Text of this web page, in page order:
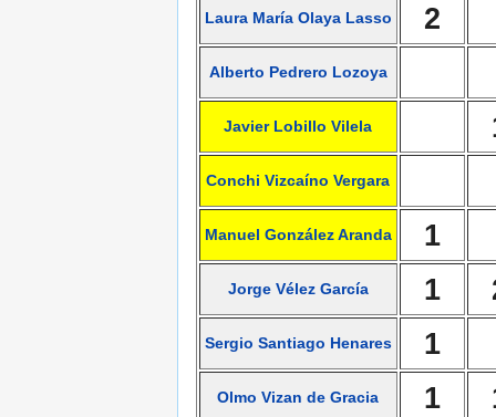
Laura María Olaya Lasso 2
Alberto Pedrero Lozoya
Javier Lobillo Vilela
Conchi Vizcaíno Vergara
Manuel González Aranda 1
Jorge Vélez García 1
Sergio Santiago Henares 1
Olmo Vizan de Gracia 1